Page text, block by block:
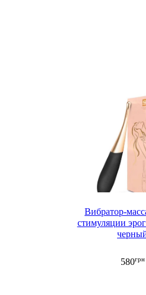
Вибратор-
стимуляции
580грн